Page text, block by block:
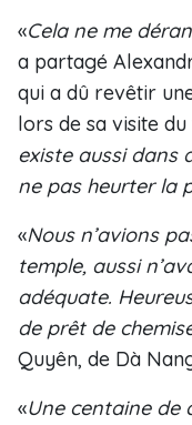
«Cela ne me
a partagé
qui a dû revêtir
lors de sa visite
existe aussi dans
ne pas heurter la
«Nous n’avions
temple, aussi
adéquate.
de prêt de
Quyên, de Dà
«Une centaine de